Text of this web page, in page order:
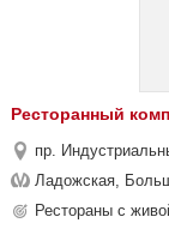
Ресторанный
пр.
Ладожская,
Рестораны с